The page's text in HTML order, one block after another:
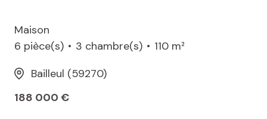
Maison
6 pièce(s)
3 chambre(s)
110 m²
Bailleul (59270)
188 000 €